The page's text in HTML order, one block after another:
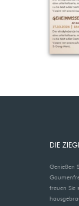
DIE
Genießen
freuen Sie